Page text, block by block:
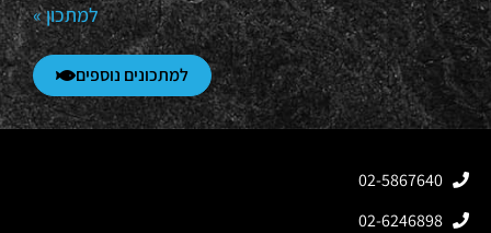
למתכון »
למתכונים נוספים
02-5867640
02-6246898